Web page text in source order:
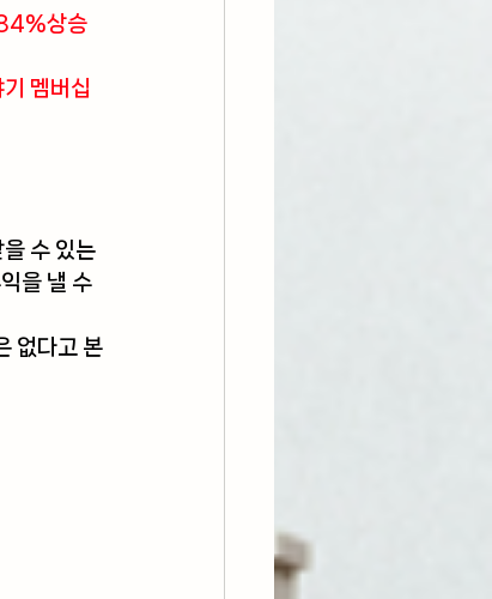
상승
멤버십
수 있는
을 낼 수
없다고 본